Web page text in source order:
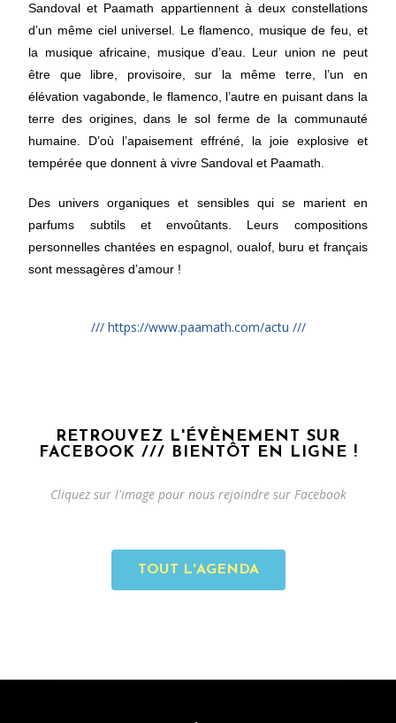
Sandoval et Paamath appartiennent à deux constellations
d’un même ciel universel. Leflamenco, musique de feu, et
la musique africaine, musique d’eau. Leur union ne peut
être que libre, provisoire, sur la même terre, l’un en
élévation vagabonde, le flamenco, l’autreen puisant dans la
terre des origines, dans le sol ferme de la communauté
humaine. D’où l’apaisement effréné, la joie explosive et
tempérée que donnent à vivre Sandoval et Paamath.
Des univers organiques et sensibles qui se marient en
parfums subtils et envoûtants. Leurs compositions
personnelles chantées en espagnol, oualof, buru et français
sont messagères d’amour !
/// https://www.paamath.com/actu ///
RETROUVEZ L'ÉVÈNEMENT SUR
FACEBOOK /// BIENTÔT EN LIGNE !
Cliquez sur l'image pour nous rejoindre sur Facebook
TOUT L'AGENDA